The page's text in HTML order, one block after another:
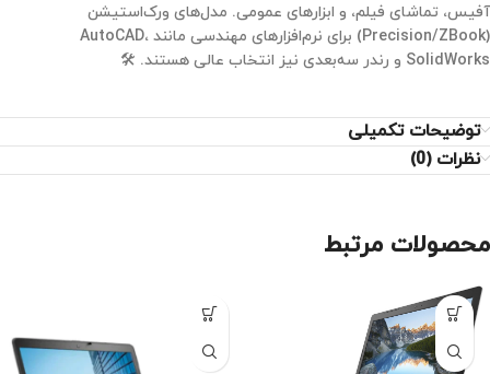
آفیس، تماشای فیلم، و ابزارهای عمومی. مدل‌های ورک‌استیشن
(Precision/ZBook) برای نرم‌افزارهای مهندسی مانند AutoCAD،
SolidWorks و رندر سه‌بعدی نیز انتخاب عالی هستند. 🛠️
توضیحات تکمیلی
نظرات (0)
محصولات مرتبط